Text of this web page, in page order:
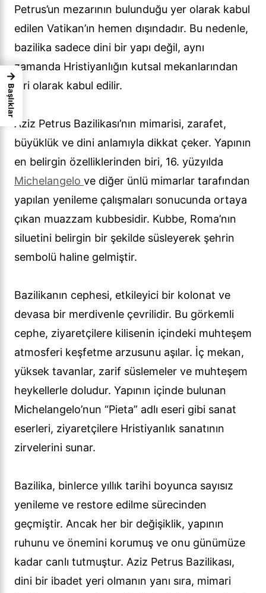
Petrus’un mezarının bulunduğu yer olarak kabul
edilen Vatikan’ın hemen dışındadır. Bu nedenle,
bazilika sadece dini bir yapı değil, aynı
zamanda Hristiyanlığın kutsal mekanlarından
biri olarak kabul edilir.
Aziz Petrus Bazilikası’nın mimarisi, zarafet,
büyüklük ve dini anlamıyla dikkat çeker. Yapının
en belirgin özelliklerinden biri, 16. yüzyılda
Michelangelo ve diğer ünlü mimarlar tarafından
yapılan yenileme çalışmaları sonucunda ortaya
çıkan muazzam kubbesidir. Kubbe, Roma’nın
siluetini belirgin bir şekilde süsleyerek şehrin
sembolü haline gelmiştir.
Bazilikanın cephesi, etkileyici bir kolonat ve
devasa bir merdivenle çevrilidir. Bu görkemli
cephe, ziyaretçilere kilisenin içindeki muhteşem
atmosferi keşfetme arzusunu aşılar. İç mekan,
yüksek tavanlar, zarif süslemeler ve muhteşem
heykellerle doludur. Yapının içinde bulunan
Michelangelo’nun “Pieta” adlı eseri gibi sanat
eserleri, ziyaretçilere Hristiyanlık sanatının
zirvelerini sunar.
Bazilika, binlerce yıllık tarihi boyunca sayısız
yenileme ve restore edilme sürecinden
geçmiştir. Ancak her bir değişiklik, yapının
ruhunu ve önemini korumuş ve onu günümüze
kadar canlı tutmuştur. Aziz Petrus Bazilikası,
dini bir ibadet yeri olmanın yanı sıra, mimari
→
Başlıklar